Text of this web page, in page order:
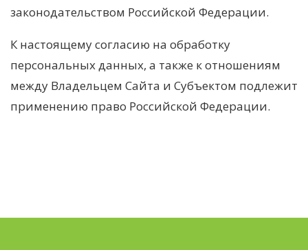
законодательством Российской Федерации.
К настоящему согласию на обработку
персональных данных, а также к отношениям
между Владельцем Сайта и Субъектом подлежит
применению право Российской Федерации.